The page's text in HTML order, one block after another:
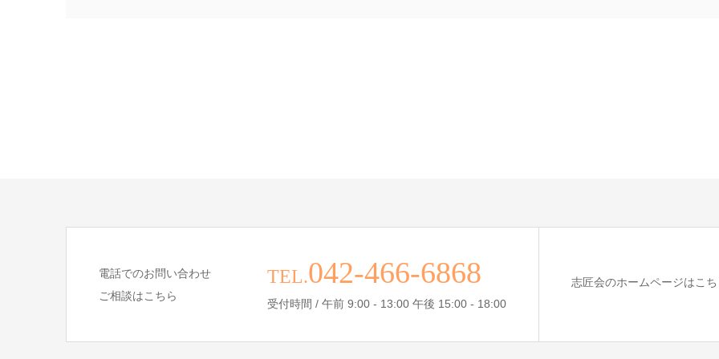
電話でのお問い合わせ
ご相談はこちら
TEL.042-466-6868
受付時間 / 午前 9:00 - 13:00 午後 15:00 - 18:00
志匠会のホームページはこち